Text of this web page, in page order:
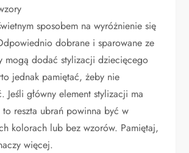
sposobem na wyróżnienie się
dobrane i sparowane ze
mogą dodać stylizacji dziecięcego
jednak pamiętać, żeby nie
Jeśli główny element stylizacji ma
reszta ubrań powinna być w
kolorach lub bez wzorów. Pamiętaj,
więcej.